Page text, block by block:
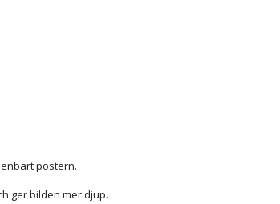
postern.
ger bilden mer djup.